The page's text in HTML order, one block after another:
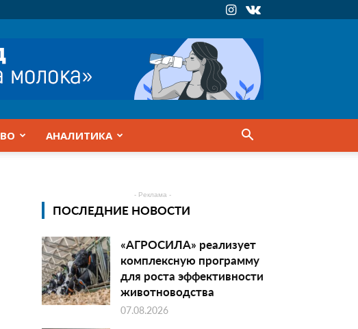
АНАЛИТИКА
- Реклама -
ПОСЛЕДНИЕ НОВОСТИ
«АГРОСИЛА» реализует
комплексную программу
для роста эффективности
животноводства
07.08.2026